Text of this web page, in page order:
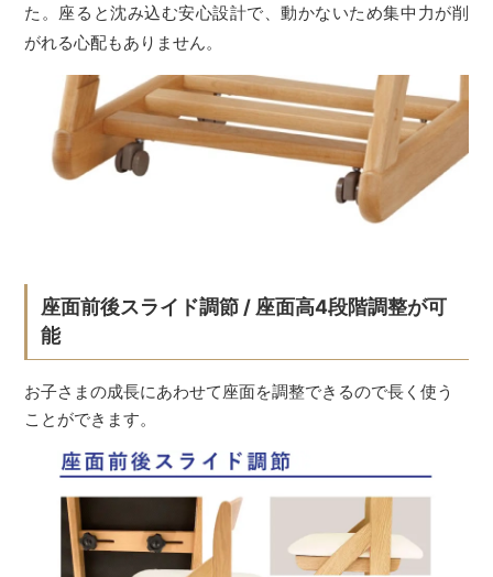
た。座ると沈み込む安心設計で、動かないため集中力が削
がれる心配もありません。
座面前後スライド調節 / 座面高4段階調整が可
能
お子さまの成長にあわせて座面を調整できるので長く使う
ことができます。